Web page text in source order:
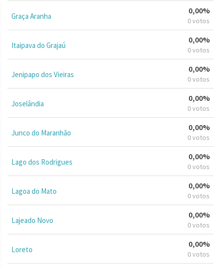
Graça Aranha
0,00%
0 votos
Itaipava do Grajaú
0,00%
0 votos
Jenipapo dos Vieiras
0,00%
0 votos
Joselândia
0,00%
0 votos
Junco do Maranhão
0,00%
0 votos
Lago dos Rodrigues
0,00%
0 votos
Lagoa do Mato
0,00%
0 votos
Lajeado Novo
0,00%
0 votos
Loreto
0,00%
0 votos